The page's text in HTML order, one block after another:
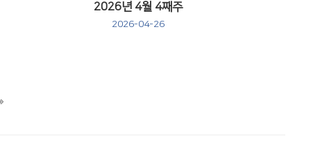
2026년 4월 4째주
2026-04-26